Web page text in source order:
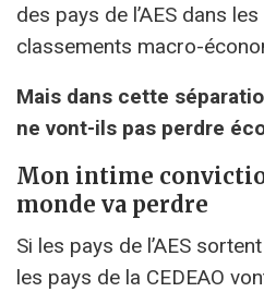
des pays de l’AES dans
classements macro-
Mais dans cette
ne vont-ils pas perdre
Mon intime
monde va perdre
Si les pays de l’AES
les pays de la CEDEAO